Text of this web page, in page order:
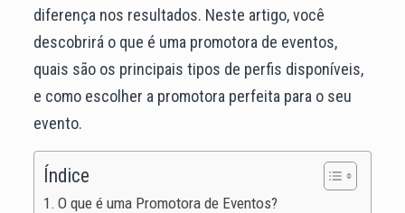
diferença nos resultados. Neste artigo, você
descobrirá o que é uma promotora de eventos,
quais são os principais tipos de perfis disponíveis,
e como escolher a promotora perfeita para o seu
evento.
Índice
O que é uma Promotora de Eventos?